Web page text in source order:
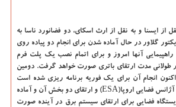
از ایسنا و به نقل از ارث اسکای،دو فضانورد ناسا به
گلاور در حال آماده شدن برای انجام دو پیاده روی
آنها امروز و برای اتمام نصب یک پلت فرم
طولانی مدت ارتقای باتری صورت خواهد گرفت. دومین
انجام آن برای یک فوریه برنامه ریزی شده است
برای اتمام ماژول کلمبوس آژانس فضایی اروپا(ESA) و ارتقای دو بخش آن و آماده
فضایی برای ارتقای سیستم برق در آینده صورت